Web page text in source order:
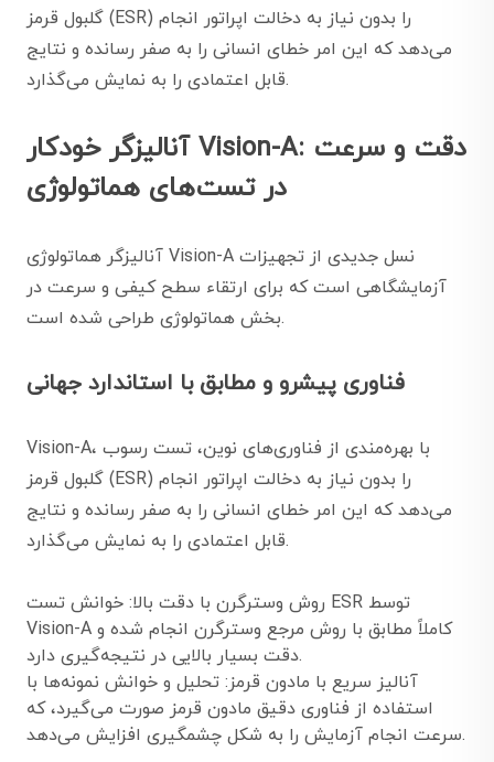
گلبول قرمز (ESR) را بدون نیاز به دخالت اپراتور انجام
می‌دهد که این امر خطای انسانی را به صفر رسانده و نتایج
قابل اعتمادی را به نمایش می‌گذارد.
آنالیزگر خودکار Vision-A: دقت و سرعت
در تست‌های هماتولوژی
آنالیزگر هماتولوژی Vision-A نسل جدیدی از تجهیزات
آزمایشگاهی است که برای ارتقاء سطح کیفی و سرعت در
بخش هماتولوژی طراحی شده است.
فناوری پیشرو و مطابق با استاندارد جهانی
Vision-A، با بهره‌مندی از فناوری‌های نوین، تست رسوب
گلبول قرمز (ESR) را بدون نیاز به دخالت اپراتور انجام
می‌دهد که این امر خطای انسانی را به صفر رسانده و نتایج
قابل اعتمادی را به نمایش می‌گذارد.
روش وسترگرن با دقت بالا: خوانش تست ESR توسط
Vision-A کاملاً مطابق با روش مرجع وسترگرن انجام شده و
دقت بسیار بالایی در نتیجه‌گیری دارد.
آنالیز سریع با مادون قرمز: تحلیل و خوانش نمونه‌ها با
استفاده از فناوری دقیق مادون قرمز صورت می‌گیرد، که
سرعت انجام آزمایش را به شکل چشمگیری افزایش می‌دهد.